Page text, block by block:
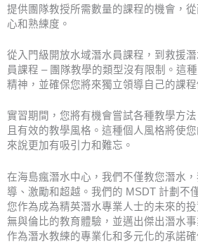
提供團隊教授所需數量的課程的機會，
心和熟練度。
從入門級開放水域潛水員課程，到救援
員課程 – 團隊教學的類型沒有限制。這
精神，並確保您將來獨立領導自己的課程
實習期間，您將有機會嘗試各種教學方
且有效的教學風格。這種個人風格將使
來說更加有吸引力和難忘。
在海島瘋潛水中心，我們不僅教您潛水
導、激勵和超越。 我們的 MSDT 計劃不
您作為成為精英潛水專業人士的未來的
無與倫比的教育體驗，並邁出傑出潛水事
作為潛水教練的專業化和多元化的承諾